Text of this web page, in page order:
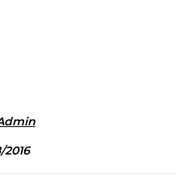
2016